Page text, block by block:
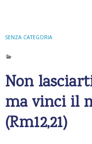
SENZA CATEGORIA
Non
ma vinci il
(Rm12,21)